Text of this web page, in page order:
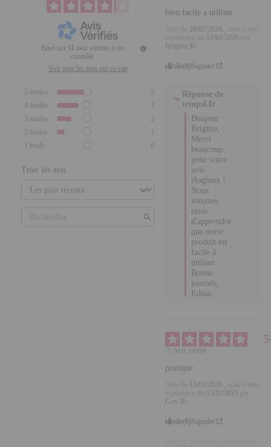
Basé sur 11 avis soumis à un
contrôle
Voir tous les avis sur ce site
5 étoiles
5
4 étoiles
3
3 étoiles
2
2 étoiles
1
1
étoile 0
Trier les avis
bien facile a utiliser
Avis du20/02/2026
une expérience du
Utile(0)Signaler
Réponse de
tempsl.fr
Bonjour
Brigitte,
Merci
beaucoup
pour votre
avis
élogieux !
Nous
sommes
ravis
d'apprendre
que notre
produit est
facile à
utiliser.
Bonne
journée,
Edina
5
Avis vérifié
pratique
une expérience du
15/11/2025
Utile(0)Signaler